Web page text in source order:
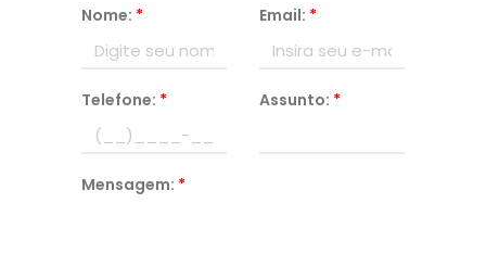
Nome: * Email: *
Telefone: * Assunto: *
Mensagem: *